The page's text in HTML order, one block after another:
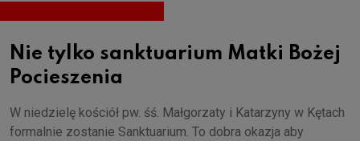
Nie tylko sanktuarium Matki Bożej
Pocieszenia
W niedzielę kościół pw. śś. Małgorzaty i Katarzyny w Kętach
formalnie zostanie Sanktuarium. To dobra okazja aby